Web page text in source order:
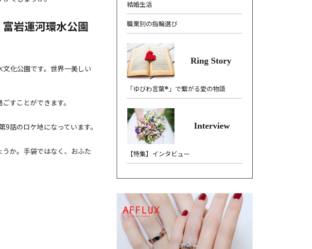
岩運河環水公園
化公園です。世界一美しい
すことができます。
話のロケ地になっています。
か。手袋ではなく、おふた
結婚生活
職業別の指輪選び
Ring Story
「ゆびわ言葉®」で繋がる愛の物語
Interview
【特集】インタビュー